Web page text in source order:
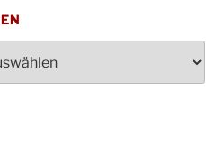
von 16-20 Uhr
18:30 Uhr